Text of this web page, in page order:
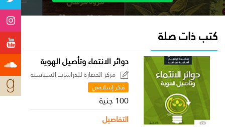
كتب ذات صلة
دوائر الانتماء وتأصيل الهوية
مركز الحضارة للدراسات السياسية
فكر إسلامي
100 جنية
التفاصيل